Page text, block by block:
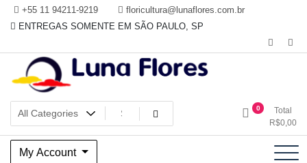
Skip +55 11 94211-9219
floricultura@lunaflores.com.br
ENTREGAS SOMENTE EM SÃO PAULO, SP
Floricultura Luna Flores – Vila
Mariana, SP – Presentes e
Floricultura tradicional, vende flores naturais arranjos, buques e
muito mais
0
Total
R$0,00
My Account